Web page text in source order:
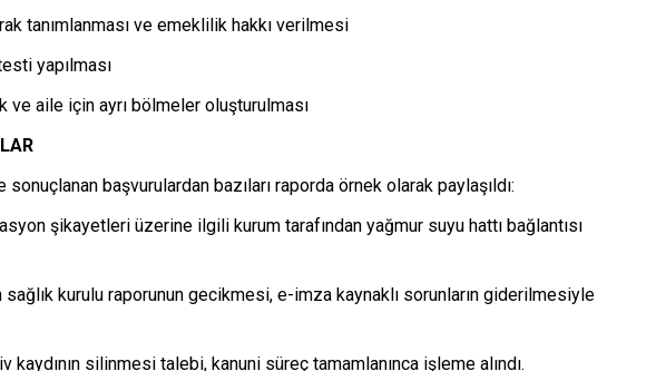
tanımlanması ve emeklilik hakkı verilmesi
yapılması
ve aile için ayrı bölmeler oluşturulması
başvurulardan bazıları raporda örnek olarak paylaşıldı:
şikayetleri üzerine ilgili kurum tarafından yağmur suyu hattı bağlantısı
sağlık kurulu raporunun gecikmesi, e-imza kaynaklı sorunların giderilmesiyle
kaydının silinmesi talebi, kanuni süreç tamamlanınca işleme alındı.